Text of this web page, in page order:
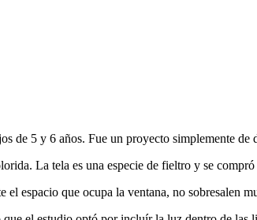
de 5 y 6 años. Fue un proyecto simplemente
La tela es una especie de fieltro y se
espacio que ocupa la ventana, no sobresalen